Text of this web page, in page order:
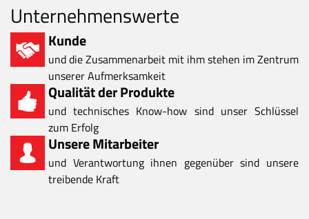
Unternehmenswerte
Kunde
und die Zusammenarbeit mit ihm stehen im Zentrum
unserer Aufmerksamkeit
Qualität der Produkte
und technisches Know-how sind unser Schlüssel
zum Erfolg
Unsere Mitarbeiter
und Verantwortung ihnen gegenüber sind unsere
treibende Kraft